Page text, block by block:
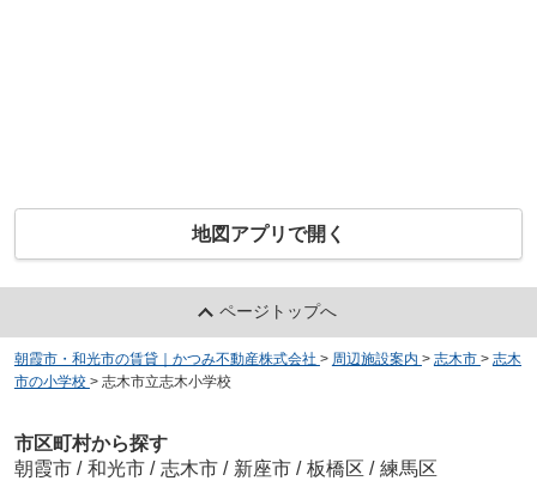
地図アプリで開く
ページトップへ
朝霞市・和光市の賃貸｜かつみ不動産株式会社 > 周辺施設案内 > 志木市 > 志木
市の小学校 > 志木市立志木小学校
市区町村から探す
朝霞市 / 和光市 / 志木市 / 新座市 / 板橋区 / 練馬区